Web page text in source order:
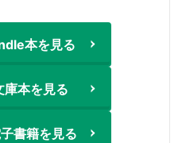
本を見る
本を見る
書籍を見る